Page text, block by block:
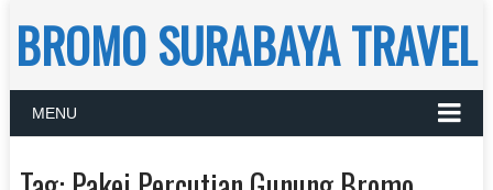
BROMO SURABAYA TRAVEL
MENU